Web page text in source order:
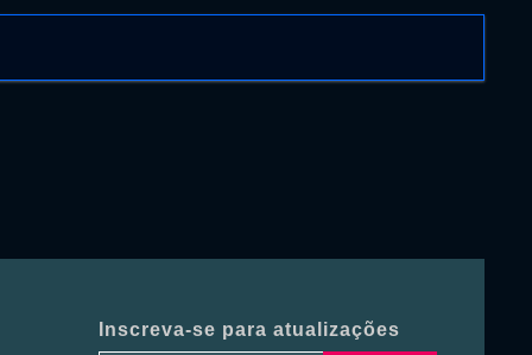
Inscreva-se para atualizações